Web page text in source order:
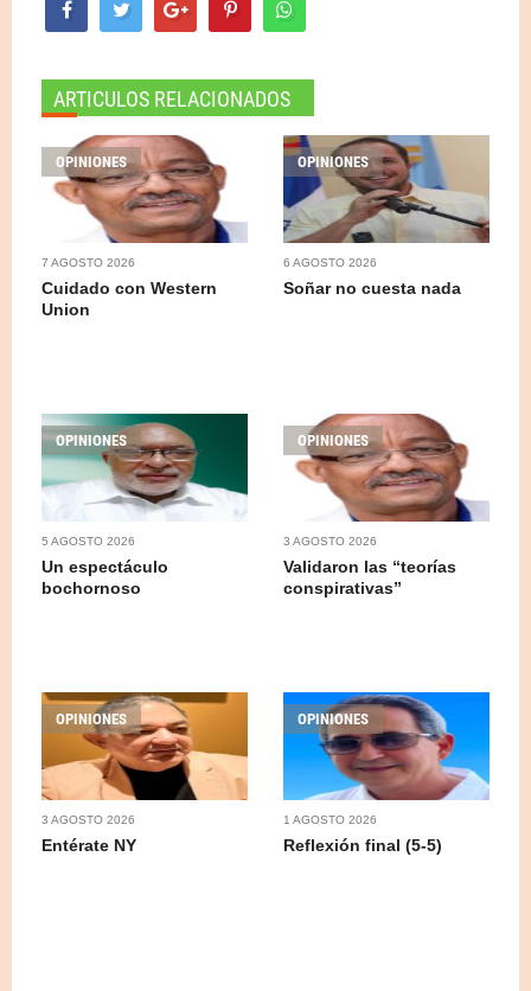
ARTICULOS RELACIONADOS
OPINIONES
7 AGOSTO 2026
Cuidado con Western
Union
OPINIONES
6 AGOSTO 2026
Soñar no cuesta nada
OPINIONES
5 AGOSTO 2026
Un espectáculo
bochornoso
OPINIONES
3 AGOSTO 2026
Validaron las “teorías
conspirativas”
OPINIONES
3 AGOSTO 2026
Entérate NY
OPINIONES
1 AGOSTO 2026
Reflexión final (5-5)